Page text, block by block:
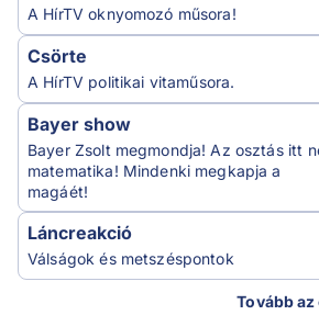
A HírTV oknyomozó műsora!
Csörte
A HírTV politikai vitaműsora.
Bayer show
Bayer Zsolt megmondja! Az osztás itt
matematika! Mindenki megkapja a
magáét!
Láncreakció
Válságok és metszéspontok
Tovább